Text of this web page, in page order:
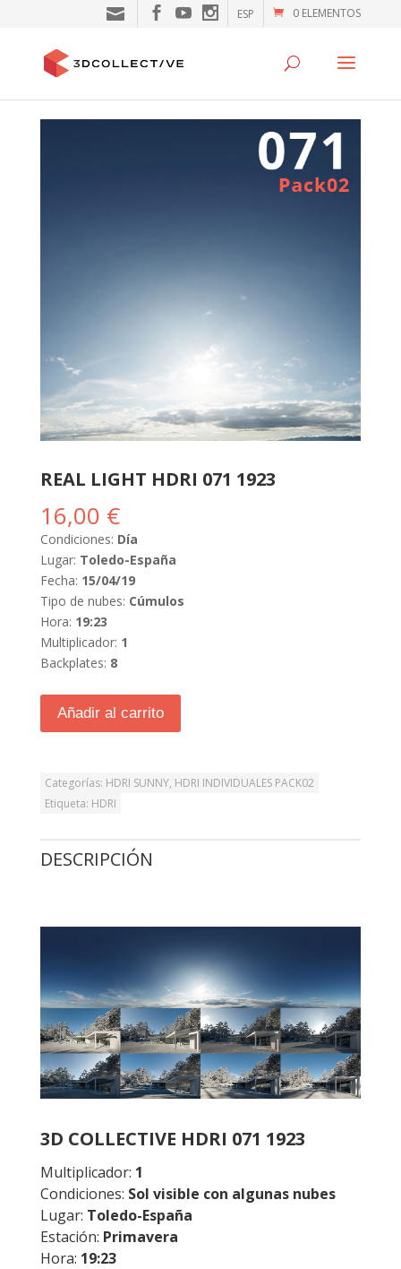
0 ELEMENTOS
ESP
REAL LIGHT HDRI 071 1923
16,00 €
Condiciones: Día
Lugar: Toledo-España
Fecha: 15/04/19
Tipo de nubes: Cúmulos
Hora: 19:23
Multiplicador: 1
Backplates: 8
Añadir al carrito
Categorías: HDRI SUNNY, HDRI INDIVIDUALES PACK02
Etiqueta: HDRI
DESCRIPCIÓN
3D COLLECTIVE HDRI 071 1923
Multiplicador: 1
Condiciones: Sol visible con algunas nubes
Lugar: Toledo-España
Estación: Primavera
Hora: 19:23